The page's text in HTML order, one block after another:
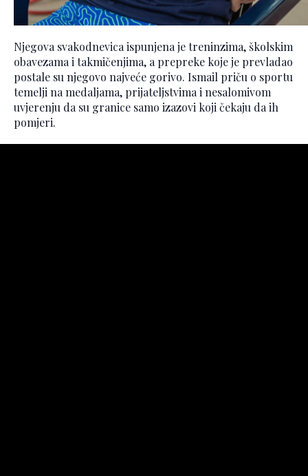
Njegova svakodnevica ispunjena je treninzima, školskim
obavezama i takmičenjima, a prepreke koje je prevladao
postale su njegovo najveće gorivo. Ismail priču o sportu
temelji na medaljama, prijateljstvima i nesalomivom
uvjerenju da su granice samo izazovi koji čekaju da ih
pomjeri.